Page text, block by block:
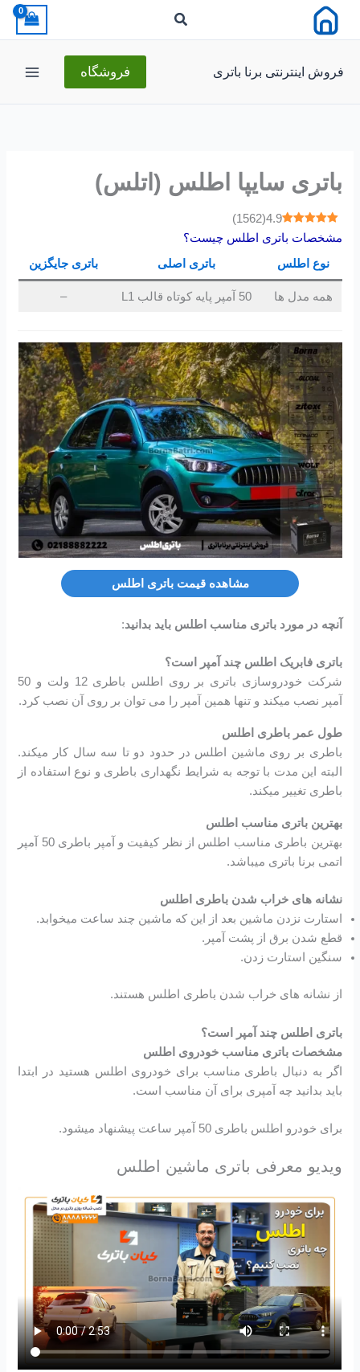
فروش اینترنتی برنا باتری فروشگاه
باتری سایپا اطلس (اتلس)
4.9
(
1562
)
مشخصات باتری اطلس چیست؟
نوع اطلس
باتری اصلی باتری جایگزین
همه مدل ها 50 آمپر پایه کوتاه قالب L1 –
مشاهده قیمت باتری اطلس
آنچه در مورد باتری مناسب اطلس باید بدانید:
باتری فابریک اطلس چند آمپر است؟
شرکت خودروسازی باتری بر روی اطلس باطری 12 ولت و 50
آمپر نصب میکند و تنها همین آمپر را می توان بر روی آن نصب کرد.
طول عمر باطری اطلس
باطری بر روی ماشین اطلس در حدود دو تا سه سال کار میکند.
البته این مدت با توجه به شرایط نگهداری باطری و نوع استفاده از
باطری تغییر میکند.
بهترین باتری مناسب اطلس
بهترین باطری مناسب اطلس از نظر کیفیت و آمپر باطری 50 آمپر
اتمی برنا باتری میباشد.
نشانه های خراب شدن باطری اطلس
استارت نزدن ماشین بعد از این که ماشین چند ساعت میخوابد.
قطع شدن برق از پشت آمپر.
سنگین استارت زدن.
از نشانه های خراب شدن باطری اطلس هستند.
باتری اطلس چند آمپر است؟
مشخصات باتری مناسب خودروی اطلس
اگر به دنبال باطری مناسب برای خودروی اطلس هستید در ابتدا
باید بدانید چه آمپری برای آن مناسب است.
برای خودرو اطلس باطری 50 آمپر ساعت پیشنهاد میشود.
ویدیو معرفی باتری ماشین اطلس